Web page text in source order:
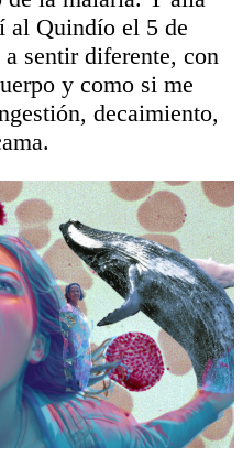
al Quindío el 5 de
sentir diferente, con
y como si me
decaimiento,